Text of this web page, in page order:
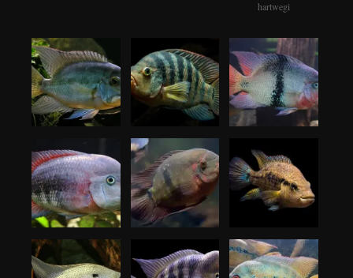
hartwegi